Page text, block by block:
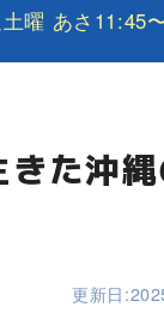
曜 あさ11:45
た沖縄
更新日